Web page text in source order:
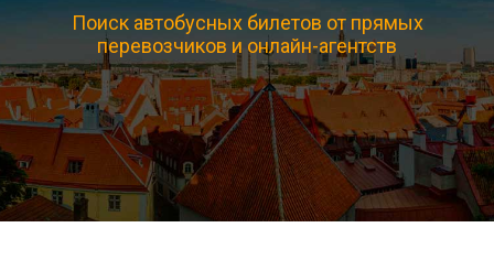
Поиск автобусных билетов от прямых
перевозчиков и онлайн-агентств